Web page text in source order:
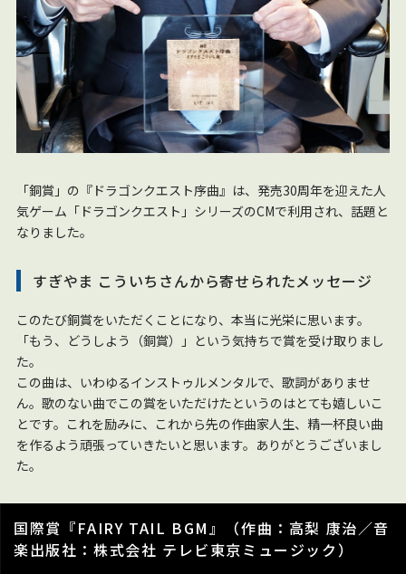
「銅賞」の『ドラゴンクエスト序曲』は、発売30周年を迎えた人
気ゲーム「ドラゴンクエスト」シリーズのCMで利用され、話題と
なりました。
すぎやま こういちさんから寄せられたメッセージ
このたび銅賞をいただくことになり、本当に光栄に思います。
「もう、どうしよう（銅賞）」という気持ちで賞を受け取りまし
た。
この曲は、いわゆるインストゥルメンタルで、歌詞がありませ
ん。歌のない曲でこの賞をいただけたというのはとても嬉しいこ
とです。これを励みに、これから先の作曲家人生、精一杯良い曲
を作るよう頑張っていきたいと思います。ありがとうございまし
た。
国際賞『FAIRY TAIL BGM』（作曲：高梨 康治／音
楽出版社：株式会社 テレビ東京ミュージック）